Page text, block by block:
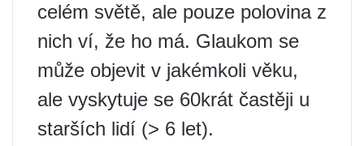
celém světě, ale pouze polovina z
nich ví, že ho má. Glaukom se
může objevit v jakémkoli věku,
ale vyskytuje se 60krát častěji u
starších lidí (> 6 let).